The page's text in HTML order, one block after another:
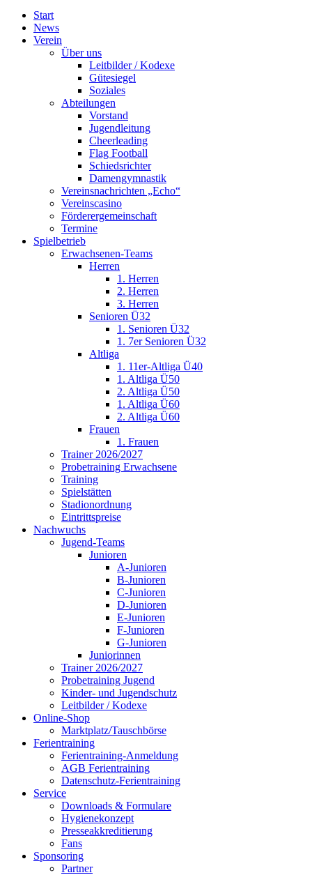
Start
News
Verein
Über uns
Leitbilder / Kodexe
Gütesiegel
Soziales
Abteilungen
Vorstand
Jugendleitung
Cheerleading
Flag Football
Schiedsrichter
Damengymnastik
Vereinsnachrichten „Echo“
Vereinscasino
Förderergemeinschaft
Termine
Spielbetrieb
Erwachsenen-Teams
Herren
1. Herren
2. Herren
3. Herren
Senioren Ü32
1. Senioren Ü32
1. 7er Senioren Ü32
Altliga
1. 11er-Altliga Ü40
1. Altliga Ü50
2. Altliga Ü50
1. Altliga Ü60
2. Altliga Ü60
Frauen
1. Frauen
Trainer 2026/2027
Probetraining Erwachsene
Training
Spielstätten
Stadionordnung
Eintrittspreise
Nachwuchs
Jugend-Teams
Junioren
A-Junioren
B-Junioren
C-Junioren
D-Junioren
E-Junioren
F-Junioren
G-Junioren
Juniorinnen
Trainer 2026/2027
Probetraining Jugend
Kinder- und Jugendschutz
Leitbilder / Kodexe
Online-Shop
Marktplatz/Tauschbörse
Ferientraining
Ferientraining-Anmeldung
AGB Ferientraining
Datenschutz-Ferientraining
Service
Downloads & Formulare
Hygienekonzept
Presseakkreditierung
Fans
Sponsoring
Partner